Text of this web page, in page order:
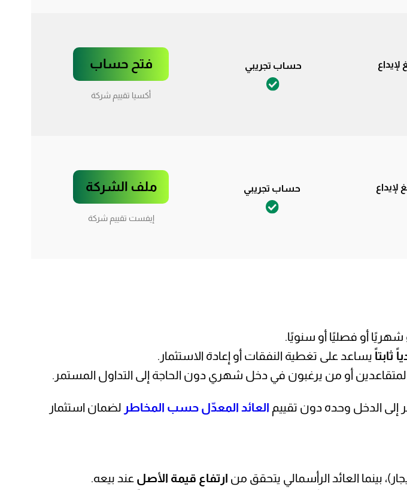
لإيداع حساب تجريبي فتح حساب
أكسيا تقييم شركة
لإيداع حساب تجريبي ملف الشركة
إيفست تقييم شركة
شهريًا أو فصليًا أو سنويًا.
ثابتاً يساعد على تغطية النفقات أو إعادة الاستثمار.
أو من يرغبون في دخل شهري دون الحاجة إلى التداول المستمر.
إلى الدخل وحده دون تقييم العائد المعدّل حسب المخاطر لضمان استثمار
بينما العائد الرأسمالي يتحقق من ارتفاع قيمة الأصل عند بيعه.